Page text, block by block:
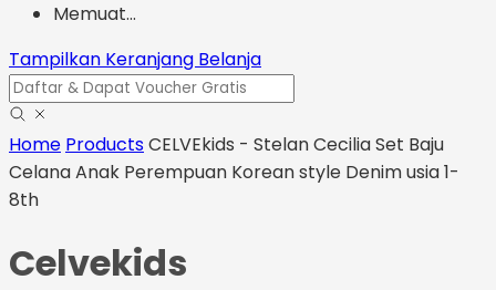
Memuat...
Tampilkan Keranjang Belanja
Home ProductsCELVEkids - Stelan Cecilia Set Baju
Celana Anak Perempuan Korean style Denim usia 1-
8th
Celvekids